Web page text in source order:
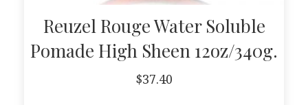
Reuzel Rouge Water Soluble
Pomade High Sheen 12oz/340g.
$37.40